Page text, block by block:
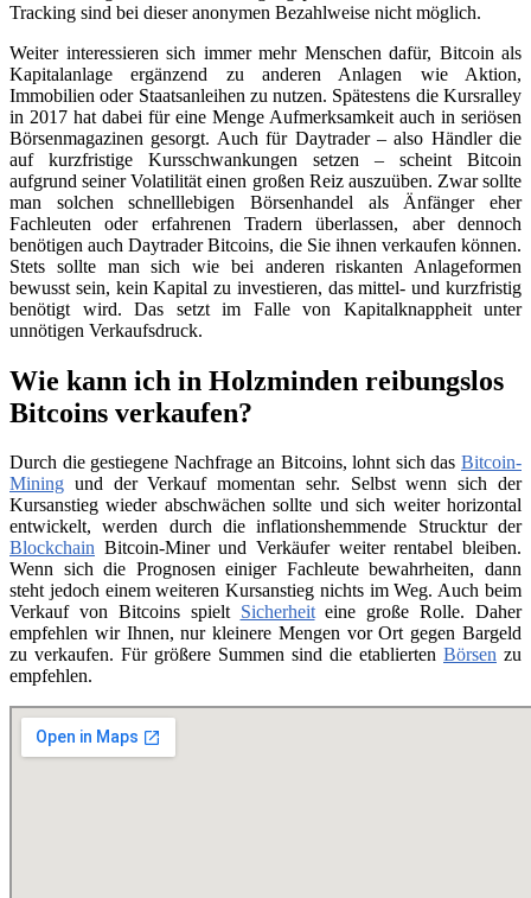
Tracking sind bei dieser anonymen Bezahlweise nicht möglich.
Weiter interessieren sich immer mehr Menschen dafür, Bitcoin als
Kapitalanlage ergänzend zu anderen Anlagen wie Aktion,
Immobilien oder Staatsanleihen zu nutzen. Spätestens die Kursralley
in 2017 hat dabei für eine Menge Aufmerksamkeit auch in seriösen
Börsenmagazinen gesorgt. Auch für Daytrader – also Händler die
auf kurzfristige Kursschwankungen setzen – scheint Bitcoin
aufgrund seiner Volatilität einen großen Reiz auszuüben. Zwar sollte
man solchen schnelllebigen Börsenhandel als Änfänger eher
Fachleuten oder erfahrenen Tradern überlassen, aber dennoch
benötigen auch Daytrader Bitcoins, die Sie ihnen verkaufen können.
Stets sollte man sich wie bei anderen riskanten Anlageformen
bewusst sein, kein Kapital zu investieren, das mittel- und kurzfristig
benötigt wird. Das setzt im Falle von Kapitalknappheit unter
unnötigen Verkaufsdruck.
Wie kann ich in Holzminden reibungslos
Bitcoins verkaufen?
Durch die gestiegene Nachfrage an Bitcoins, lohnt sich das Bitcoin-
Mining und der Verkauf momentan sehr. Selbst wenn sich der
Kursanstieg wieder abschwächen sollte und sich weiter horizontal
entwickelt, werden durch die inflationshemmende Strucktur der
Blockchain Bitcoin-Miner und Verkäufer weiter rentabel bleiben.
Wenn sich die Prognosen einiger Fachleute bewahrheiten, dann
steht jedoch einem weiteren Kursanstieg nichts im Weg. Auch beim
Verkauf von Bitcoins spielt Sicherheiteine große Rolle. Daher
empfehlen wir Ihnen, nur kleinere Mengen vor Ort gegen Bargeld
zu verkaufen. Für größere Summen sind die etablierten Börsen zu
empfehlen.